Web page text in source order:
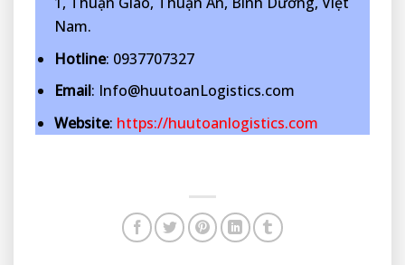
Nam.
Hotline: 0937707327
Email: Info@huutoanLogistics.com
Website: https://huutoanlogistics.com